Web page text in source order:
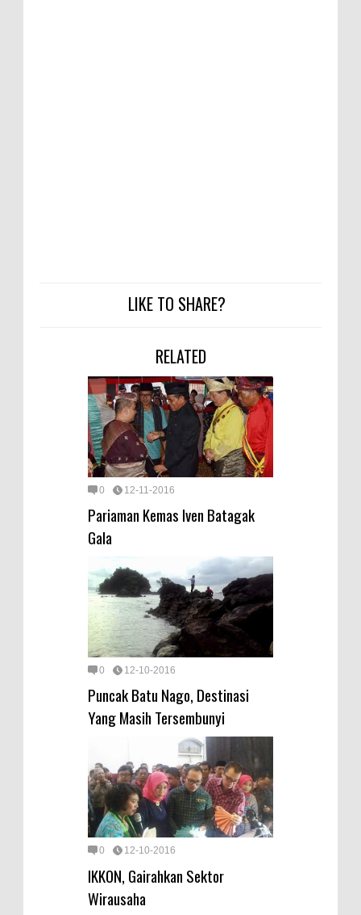
LIKE TO SHARE?
RELATED
0 12-11-2016
Pariaman Kemas Iven Batagak
Gala
0 12-10-2016
Puncak Batu Nago, Destinasi
Yang Masih Tersembunyi
0 12-10-2016
IKKON, Gairahkan Sektor
Wirausaha